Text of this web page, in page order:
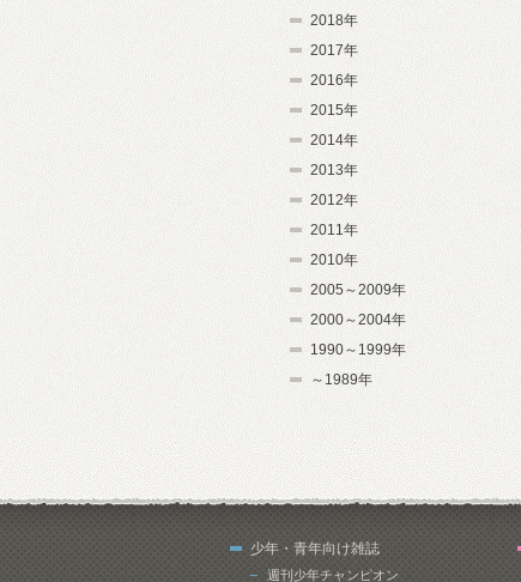
2018年
2017年
2016年
2015年
2014年
2013年
2012年
2011年
2010年
2005～2009年
2000～2004年
1990～1999年
～1989年
少年・青年向け雑誌
週刊少年チャンピオン